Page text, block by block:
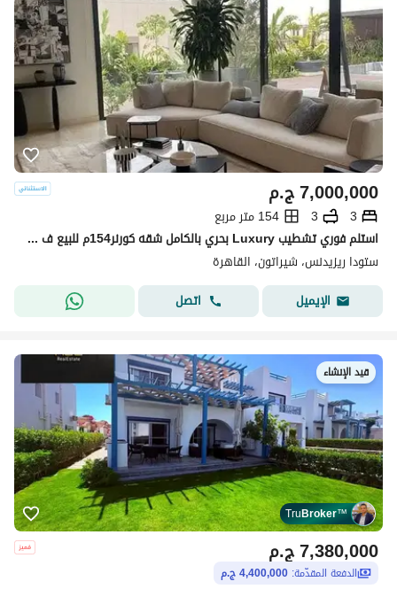
ج.م7,000,000
3
3
154 متر مربع
استلم فوري تشطيب Luxury بحري بالكامل شقه كورنر154م للبيع ف ستودا شيراتون دقائق من تاج سيتي وجاردينيا Stoda Sheraton Minutes Taj City Heliopolis
ستودا ريزيدنس، شيراتون، القاهرة
الإيميل
اتصل
قيد الإنشاء
TruBroker™
ج.م7,380,000
الدفعة المقدّمة: 4,400,000 ج.م